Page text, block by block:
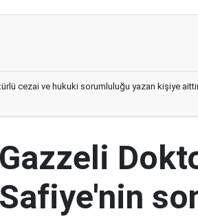
türlü cezai ve hukuki sorumluluğu yazan kişiye
Gazzeli
Safiye'nin